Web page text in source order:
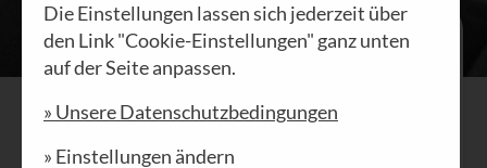
Wenn es nur noch einen Weg gibt –
wohin führt er?
Die Meister der Propaganda, von ihrem
Die Einstellungen lassen sich jederzeit über
den Link "Cookie-Einstellungen" ganz unten
auf der Seite anpassen.
» Unsere Datenschutzbedingungen
» Einstellungen ändern